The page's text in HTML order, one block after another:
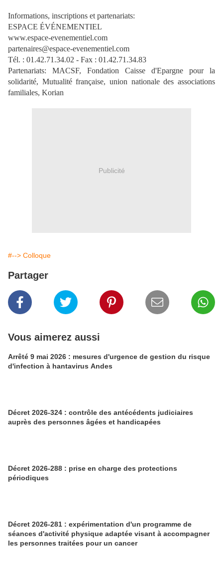
Informations, inscriptions et partenariats:
ESPACE ÉVÉNEMENTIEL
www.espace-evenementiel.com
partenaires@espace-evenementiel.com
Tél. : 01.42.71.34.02 - Fax : 01.42.71.34.83
Partenariats: MACSF, Fondation Caisse d'Epargne pour la
solidarité, Mutualité française, union nationale des associations
familiales, Korian
Publicité
#--> Colloque
Partager
Vous aimerez aussi
Arrêté 9 mai 2026 : mesures d'urgence de gestion du risque
d'infection à hantavirus Andes
Décret 2026-324 : contrôle des antécédents judiciaires
auprès des personnes âgées et handicapées
Décret 2026-288 : prise en charge des protections
périodiques
Décret 2026-281 : expérimentation d'un programme de
séances d'activité physique adaptée visant à accompagner
les personnes traitées pour un cancer